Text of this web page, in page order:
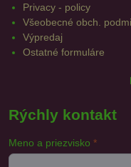
Privacy - policy
Všeobecné obch.
Výpredaj
Ostatné formuláre
Rýchly kontakt
Meno a priezvisko *